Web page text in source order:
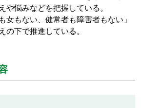
や悩みなどを把握している。
もない、健常者も障害者もない」
の下で推進している。